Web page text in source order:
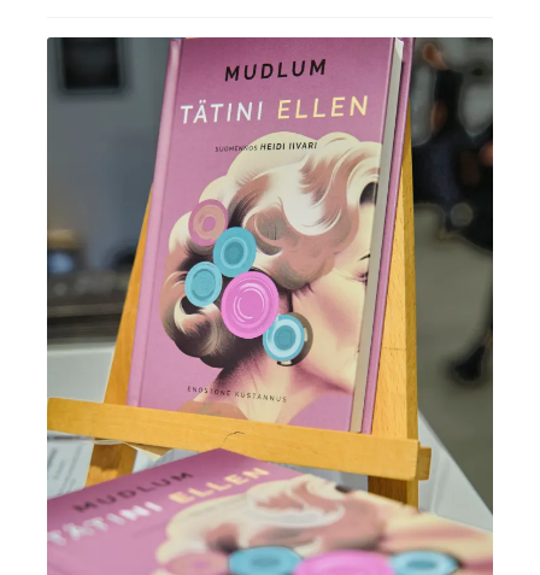
Tilaus- ja sopimusehdot sekä tietosuojaseloste
Saavutettavuusseloste